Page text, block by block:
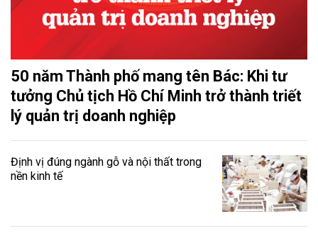
50 năm Thành phố mang tên Bác: Khi tư
tưởng Chủ tịch Hồ Chí Minh trở thành triết
lý quản trị doanh nghiệp
Định vị đúng ngành gỗ và nội thất trong
nền kinh tế